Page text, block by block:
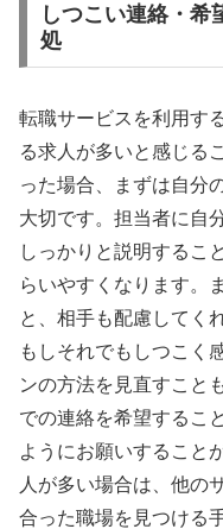
しつこい連絡・希
処
転職サービスを利用す
る求人が多いと感じる
った場合、まずは自分
大切です。担当者に自
しっかりと説明するこ
らいやすくなります。
と、相手も配慮してく
もしそれでもしつこく
ンの方法を見直すこと
での連絡を希望するこ
ようにお願いすること
人が多い場合は、他の
合った職場を見つける